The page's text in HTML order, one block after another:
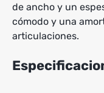
de ancho y un
cómodo y una
articulaciones.